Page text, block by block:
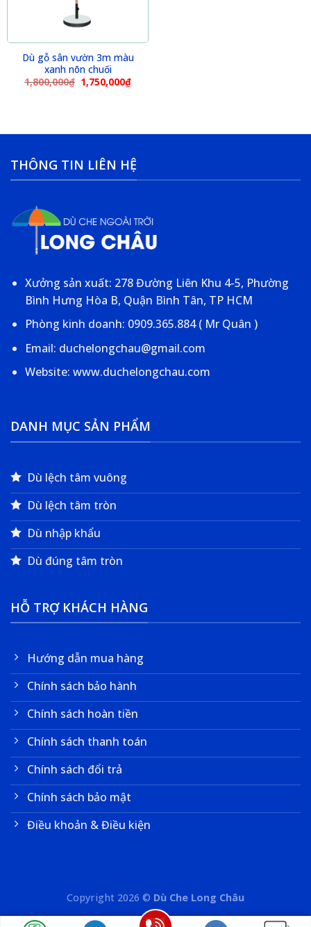
Dù gỗ sân vườn 3m màu
xanh nõn chuối
1,800,000₫ 1,750,000₫
THÔNG TIN LIÊN HỆ
Xưởng sản xuất: 278 Đường Liên Khu 4-5, Phường
Bình Hưng Hòa B, Quận Bình Tân, TP HCM
Phòng kinh doanh: 0909.365.884 ( Mr Quân )
Email: duchelongchau@gmail.com
Website: www.duchelongchau.com
DANH MỤC SẢN PHẨM
Dù lệch tâm vuông
Dù lệch tâm tròn
Dù nhập khẩu
Dù đúng tâm tròn
HỖ TRỢ KHÁCH HÀNG
Hướng dẫn mua hàng
Chính sách bảo hành
Chính sách hoàn tiền
Chính sách thanh toán
Chính sách đổi trả
Chính sách bảo mật
Điều khoản & Điều kiện
Copyright 2026 © Dù Che Long Châu